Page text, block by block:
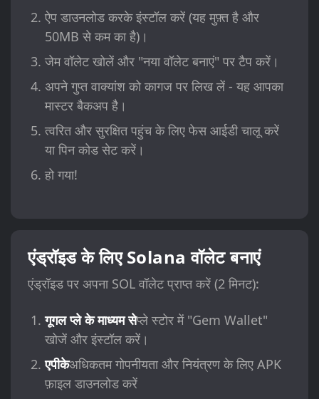
ऐप डाउनलोड करके इंस्टॉल करें (यह मुफ़्त है और
50MB से कम का है)।
जेम वॉलेट खोलें और "नया वॉलेट बनाएं" पर टैप करें।
अपने गुप्त वाक्यांश को कागज पर लिख लें - यह आपका
मास्टर बैकअप है।
त्वरित और सुरक्षित पहुंच के लिए फेस आईडी चालू करें
या पिन कोड सेट करें।
हो गया!
एंड्रॉइड के लिए Solana वॉलेट बनाएं
एंड्रॉइड पर अपना SOL वॉलेट प्राप्त करें (2 मिनट):
गूगल प्ले के माध्यम सेप्ले स्टोर में "Gem Wallet"
खोजें और इंस्टॉल करें।
एपीकेअधिकतम गोपनीयता और नियंत्रण के लिए APK
फ़ाइल डाउनलोड करें